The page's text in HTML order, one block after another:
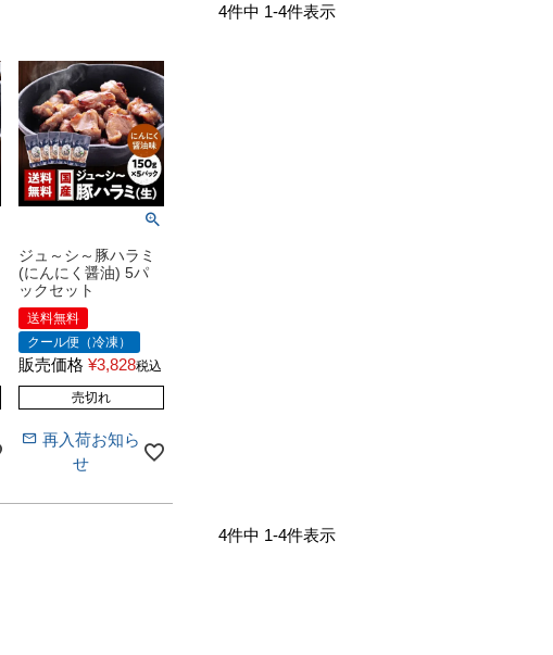
4件中 1-4件表示
ジュ～シ～豚ハラミ
(にんにく醤油) 5パ
ックセット
送料無料
クール便（冷凍）
販売価格 ¥3,828税込
売切れ
再入荷お知ら
せ
4件中 1-4件表示